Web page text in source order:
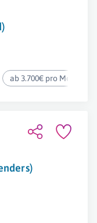
ab 3.700€ pro Monat